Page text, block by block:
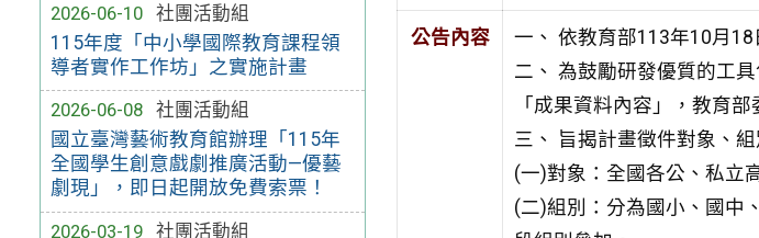
2026-06-10
社團活動組
115年度「中小學國際教育課程領
導者實作工作坊」之實施計畫
2026-06-08
社團活動組
國立臺灣藝術教育館辦理「115年
全國學生創意戲劇推廣活動—優藝
劇現」，即日起開放免費索票！
2026-03-19
社團活動組
公告內容 一、 依教育部113年10月
二、 為鼓勵研發優質的工
「成果資料內容」，教育部
三、 旨揭計畫徵件對象、
(一)對象：全國各公、私立
(二)組別：分為國小、國中